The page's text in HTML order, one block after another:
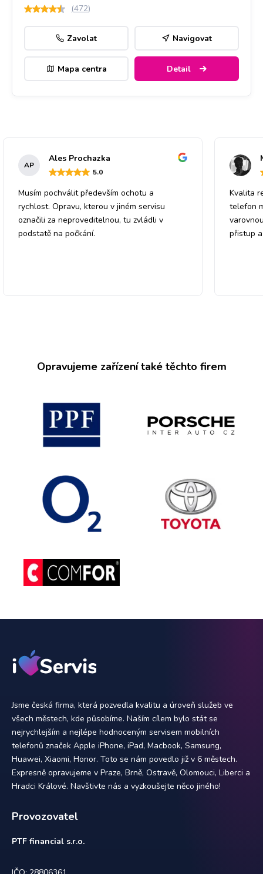
(472)
Zavolat Navigovat
Mapa centra Detail
AP
Ales Prochazka
5.0
Musím pochválit především ochotu a
rychlost. Opravu, kterou v jiném servisu
označili za neproveditelnou, tu zvládli v
podstatě na počkání.
Kvalita
telefon
přistup
Opravujeme zařízení také těchto firem
Jsme česká firma, která pozvedla kvalitu a úroveň služeb ve
všech městech, kde působíme. Naším cílem bylo stát se
nejrychlejším a nejlépe hodnoceným servisem mobilních
telefonů značek Apple iPhone, iPad, Macbook, Samsung,
Huawei, Xiaomi, Honor. Toto se nám povedlo již v 6 městech.
Expresně opravujeme v Praze, Brně, Ostravě, Olomouci, Liberci a
Hradci Králové. Navštivte nás a vyzkoušejte něco jiného!
Provozovatel
PTF financial s.r.o.